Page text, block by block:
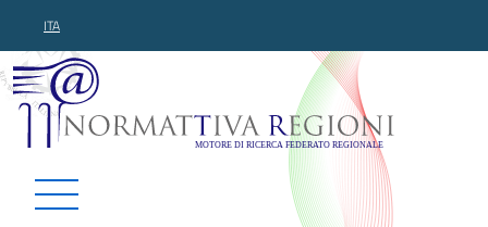
ITA
Normattiva Regioni -